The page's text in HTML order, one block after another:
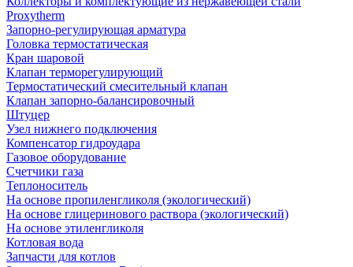
Proxytherm
Запорно-регулирующая арматура
Головка термостатическая
Кран шаровой
Клапан терморегулирующий
Термостатический смесительный клапан
Клапан запорно-балансировочный
Штуцер
Узел нижнего подключения
Компенсатор гидроудара
Газовое оборудование
Счетчики газа
Теплоноситель
На основе пропиленгликоля (экологический)
На основе глицеринового раствора (экологический)
На основе этиленгликоля
Котловая вода
Запчасти для котлов